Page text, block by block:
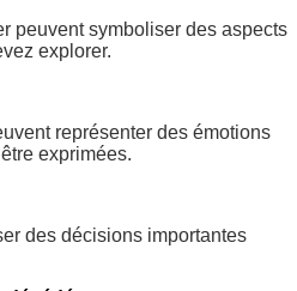
peuvent symboliser des aspects
explorer.
représenter des émotions
exprimées.
des décisions importantes